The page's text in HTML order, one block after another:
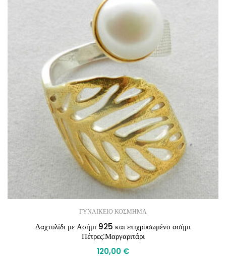
ΓΥΝΑΙΚΕΙΟ ΚΟΣΜΗΜΑ
Δαχτυλίδι με Ασήμι 925 και επιχρυσωμένο ασήμι
Πέτρες:Μαργαριτάρι
120,00 €